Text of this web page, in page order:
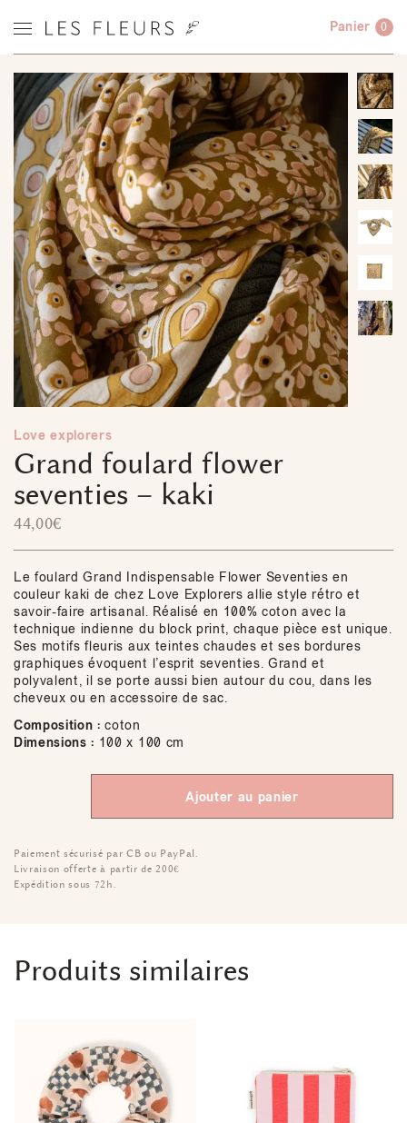
Panier 0
Love explorers
Grand foulard flower
seventies – kaki
44,00€
Le foulard Grand Indispensable Flower Seventies en
couleur kaki de chez Love Explorers allie style rétro et
savoir-faire artisanal. Réalisé en 100% coton avec la
technique indienne du block print, chaque pièce est unique.
Ses motifs fleuris aux teintes chaudes et ses bordures
graphiques évoquent l’esprit seventies. Grand et
polyvalent, il se porte aussi bien autour du cou, dans les
cheveux ou en accessoire de sac.
Composition : coton
Dimensions : 100 x 100 cm
Ajouter au panier
Paiement sécurisé par CB ou PayPal.
Livraison offerte à partir de 200€
Expédition sous 72h.
Produits similaires